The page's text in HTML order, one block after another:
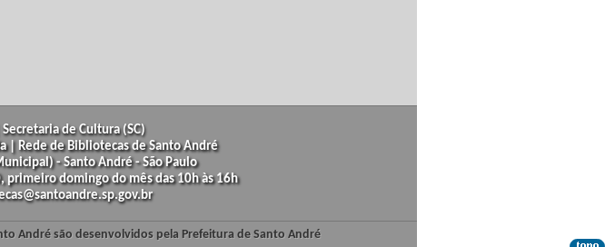
de Cultura (SC)
| Rede de Bibliotecas de Santo André
- Santo André - São Paulo
primeiro domingo do mês das 10h às 16h
André são desenvolvidos pela Prefeitura de Santo André